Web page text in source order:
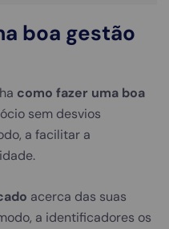
boa gestão
como fazer uma boa
sem desvios
a facilitar a
acerca das suas
a identificadores os